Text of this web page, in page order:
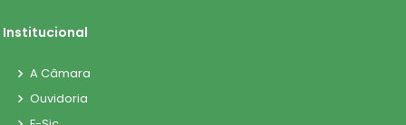
Institucional
A Câmara
Ouvidoria